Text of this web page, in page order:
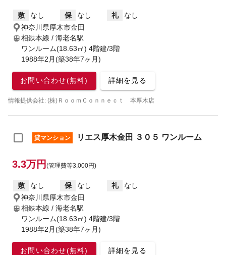
敷 なし 保 なし 礼
なし
神奈川県厚木市金田
相鉄本線 / 海老名駅
ワンルーム(18.63㎡) 4階建/3階
1988年2月(築38年7ヶ月)
お問い合わせ(無料) 詳細を見る
情報提供会社: (株)ＲｏｏｍＣｏｎｎｅｃｔ 本厚木店
貸マンション リエス厚木金田 ３０５ ワンルーム
3.3万円 (管理費等3,000円)
敷 なし 保 なし 礼
なし
神奈川県厚木市金田
相鉄本線 / 海老名駅
ワンルーム(18.63㎡) 4階建/3階
1988年2月(築38年7ヶ月)
お問い合わせ(無料) 詳細を見る